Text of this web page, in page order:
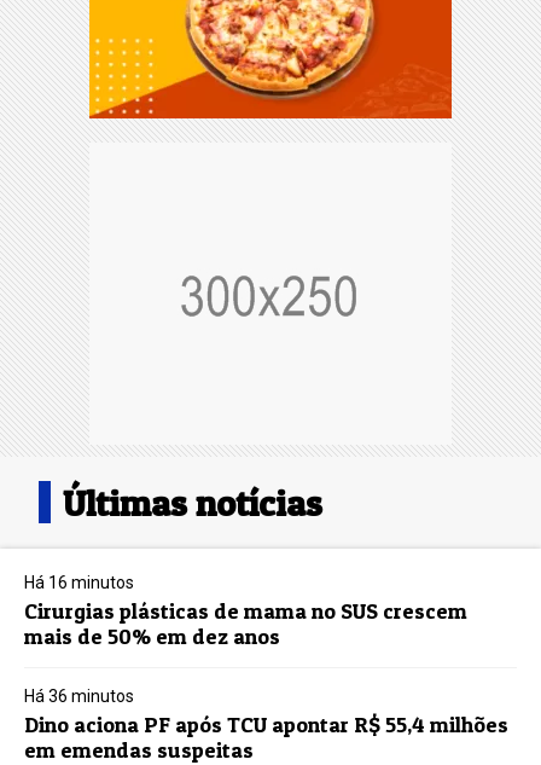
Últimas notícias
Há 16 minutos
Cirurgias plásticas de mama no SUS crescem
mais de 50% em dez anos
Há 36 minutos
Dino aciona PF após TCU apontar R$ 55,4 milhões
em emendas suspeitas